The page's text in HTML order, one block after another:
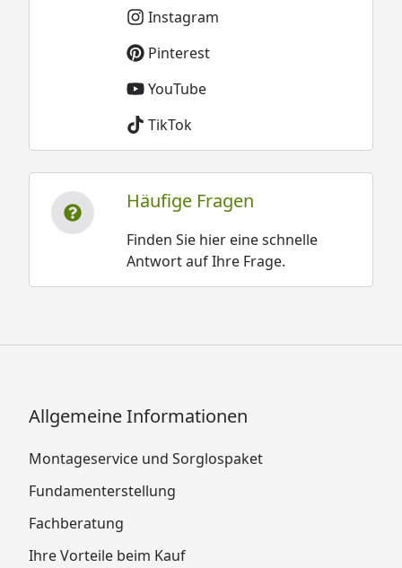
Instagram
Pinterest
YouTube
TikTok
Häufige Fragen
Finden Sie hier eine schnelle
Antwort auf Ihre Frage.
Allgemeine Informationen
Montageservice und Sorglospaket
Fundamenterstellung
Fachberatung
Ihre Vorteile beim Kauf